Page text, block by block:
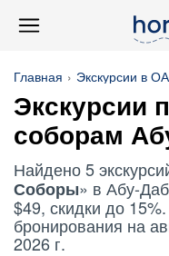
Главная Экскурсии в
Экскурсии
соборам
Найдено 5
Соборы» в Абу-
$49, скидки до
бронирования на
2026 г.